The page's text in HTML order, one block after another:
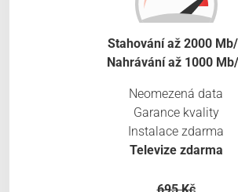
Stahování až 2000
Nahrávání až 1000
Neomezená data
Garance kvality
Instalace zdarma
Televize zdarma